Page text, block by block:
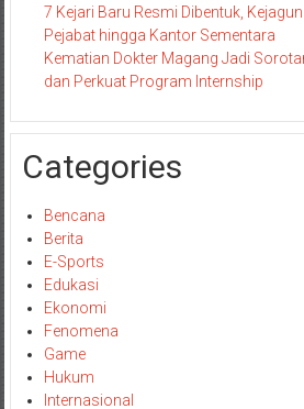
7 Kejari Baru Resmi Dibentuk,
Pejabat hingga Kantor Sementara
Kematian Dokter Magang Jadi
dan Perkuat Program Internship
Categories
Bencana
Berita
E-Sports
Edukasi
Ekonomi
Fenomena
Game
Hukum
Internasional